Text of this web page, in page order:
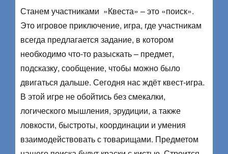
Станем участниками «Квеста» – это «поиск».
Это игровое приключение, игра, где участникам
всегда предлагается задание, в котором
необходимо что-то разыскать – предмет,
подсказку, сообщение, чтобы можно было
двигаться дальше. Сегодня нас ждёт квест-игра.
В этой игре не обойтись без смекалки,
логического мышления, эрудиции, а также
ловкости, быстроты, координации и умения
взаимодействовать с товарищами. Предметом